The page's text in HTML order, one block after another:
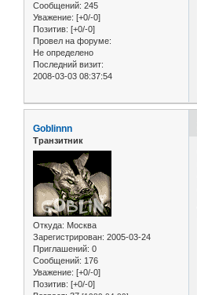
Сообщений: 245
Уважение: [+0/-0]
Позитив: [+0/-0]
Провел на форуме:
Не определено
Последний визит:
2008-03-03 08:37:54
Goblinnn
Транзитник
Откуда: Москва
Зарегистрирован: 2005-03-24
Приглашений: 0
Сообщений: 176
Уважение: [+0/-0]
Позитив: [+0/-0]